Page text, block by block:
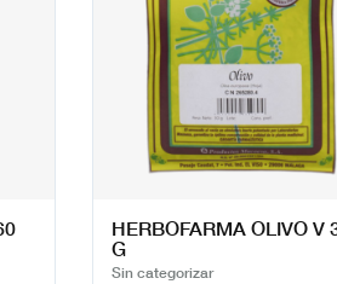
HERBOFARMA OLIVO V
G
Sin categorizar